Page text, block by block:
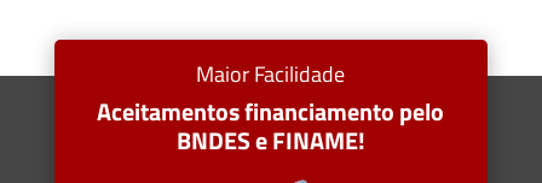
Maior Facilidade
Aceitamentos financiamento pelo
BNDES e FINAME!